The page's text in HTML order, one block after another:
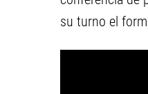
su turno el